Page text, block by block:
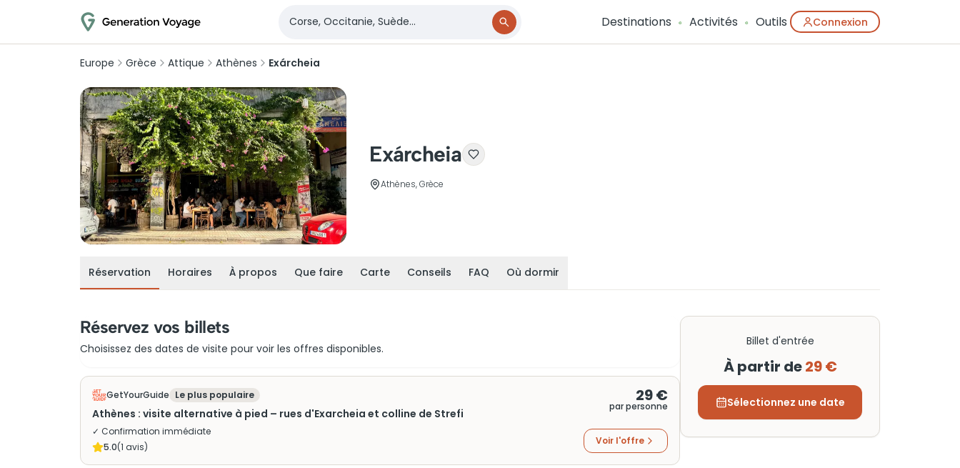
Destinations Activités Outils Connexion
Europe Grèce Attique Athènes Exárcheia
Exárcheia
Athènes, Grèce
Réservation Horaires À propos Que faire Carte Conseils FAQ Où dormir
Réservez vos billets
Choisissez des dates de visite pour voir les offres disponibles.
GetYourGuide Le plus populaire
Athènes : visite alternative à pied – rues d'Exarcheia et colline de Strefi
✓ Confirmation immédiate
5.0(1 avis)
29 €
par personne
Voir l'offre
Billet d'entrée
À partir de29 €
Sélectionnez une date